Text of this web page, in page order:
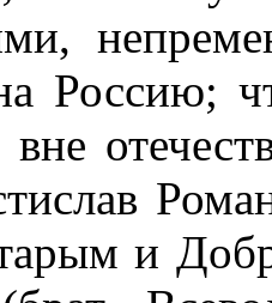
Россию;
и